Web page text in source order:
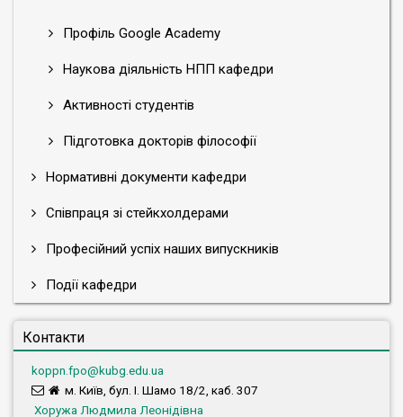
Профіль Google Academy
Наукова діяльність НПП кафедри
Активності студентів
Підготовка докторів філософії
Нормативні документи кафедри
Співпраця зі стейкхолдерами
Професійний успіх наших випускників
Події кафедри
Контакти
koppn.fpo@kubg.edu.ua
м. Київ, бул. І. Шамо 18/2, каб. 307
Хоружа Людмила Леонідівна